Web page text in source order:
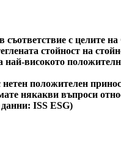
с целите
стойност на
високото
положителен
някакви въпроси
ISS ESG)